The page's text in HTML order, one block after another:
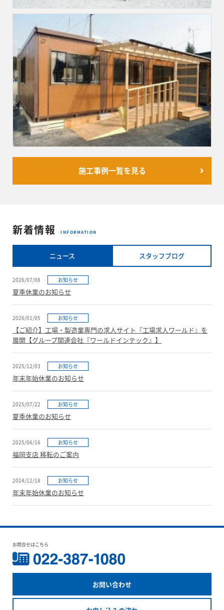
施工事例一覧を見る
新着情報 INFORMATION
ニュース スタッフブログ
2026/07/08 お知らせ
夏季休業のお知らせ
2026/01/05 お知らせ
【ご紹介】工場・製造業専門の求人サイト『工場求人ワールド』を
展開【グループ関連会社『ワールドインテック』】
2025/12/03 お知らせ
年末年始休業のお知らせ
2025/07/22 お知らせ
夏季休業のお知らせ
2025/06/16 お知らせ
福岡支店 移転のご案内
2024/12/18 お知らせ
年末年始休業のお知らせ
お問合せはこちら
お問い合わせ